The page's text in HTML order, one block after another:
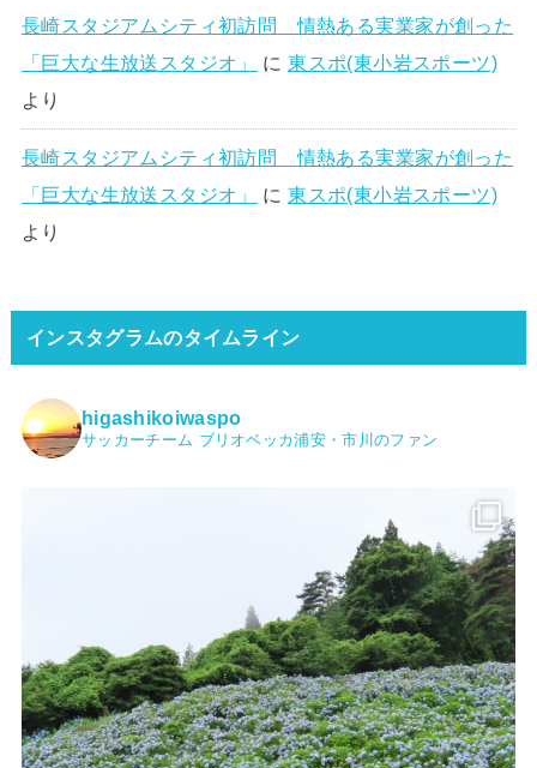
長崎スタジアムシティ初訪問 情熱ある実業家が創った
「巨大な生放送スタジオ」
に東スポ(東小岩スポーツ)
より
長崎スタジアムシティ初訪問 情熱ある実業家が創った
「巨大な生放送スタジオ」
に東スポ(東小岩スポーツ)
より
インスタグラムのタイムライン
higashikoiwaspo
サッカーチーム ブリオベッカ浦安・市川のファン